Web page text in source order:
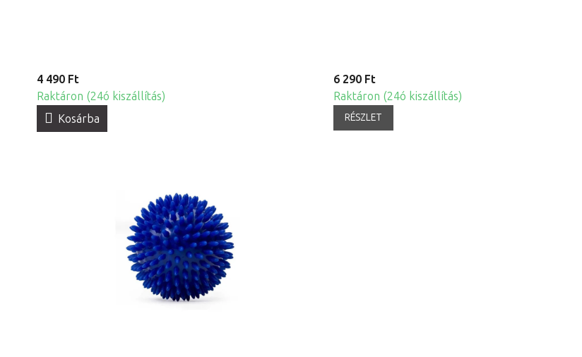
4 490 Ft
Raktáron (24ó kiszállítás)
Kosárba
6 290 Ft
Raktáron (24ó kiszállítás)
RÉSZLET